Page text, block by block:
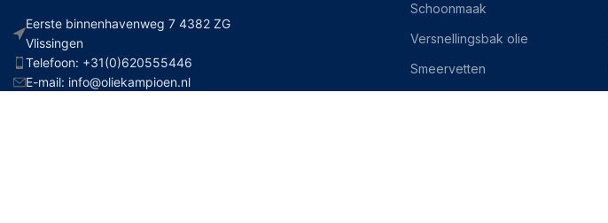
Eerste binnenhavenweg 7 4382 ZG
Vlissingen
Telefoon: +31(0)620555446
E-mail: info@oliekampioen.nl
Schoonmaak
Versnellingsbak olie
Smeervetten